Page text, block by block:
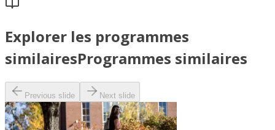
Explorer les programmes
similairesProgrammes similaires
Previous slide Next slide